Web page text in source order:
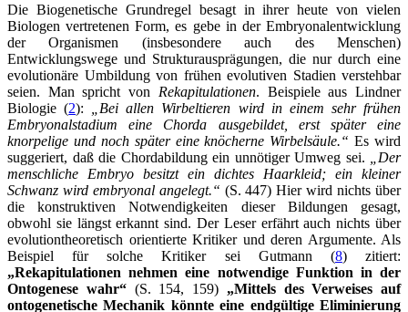
Die Biogenetische Grundregel besagt in ihrer heute von vielen
Biologen vertretenen Form, es gebe in der Embryonalentwicklung
der Organismen (insbesondere auch des Menschen)
Entwicklungswege und Strukturausprägungen, die nur durch eine
evolutionäre Umbildung von frühen evolutiven Stadien verstehbar
seien. Man spricht von Rekapitulationen. Beispiele aus Lindner
Biologie (2):
„Bei allen Wirbeltieren wird in einem sehr frühen
Embryonalstadium eine Chorda ausgebildet, erst später eine
knorpelige und noch später eine knöcherne Wirbelsäule.“ Es wird
suggeriert, daß die Chordabildung ein unnötiger Umweg sei.
„Der
menschliche Embryo besitzt ein dichtes Haarkleid; ein kleiner
Schwanz wird embryonal angelegt.“ (S. 447) Hier wird nichts über
die konstruktiven Notwendigkeiten dieser Bildungen gesagt,
obwohl sie längst erkannt sind. Der Leser erfährt auch nichts über
evolutiontheoretisch orientierte Kritiker und deren Argumente. Als
Beispiel für solche Kritiker sei Gutmann (8) zitiert:
„Rekapitulationen nehmen eine notwendige Funktion in der
Ontogenese wahr“(S. 154, 159) „Mittels des Verweises auf
ontogenetische Mechanik könnte eine endgültige Eliminierung